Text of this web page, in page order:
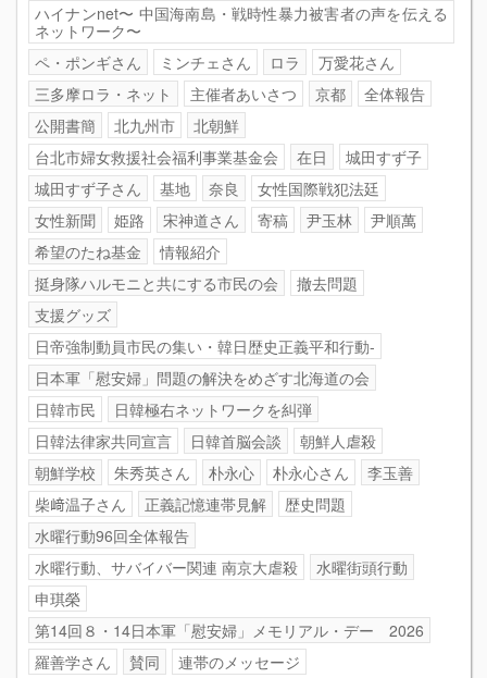
ハイナンnet〜 中国海南島・戦時性暴力被害者の声を伝える
ネットワーク〜
ペ・ポンギさん
ミンチェさん ロラ
万愛花さん
三多摩ロラ・ネット
主催者あいさつ 京都
全体報告
公開書簡
北九州市
北朝鮮
台北市婦女救援社会福利事業基金会
在日
城田すず子
城田すず子さん
基地 奈良
女性国際戦犯法廷
女性新聞
姫路 宋神道さん 寄稿 尹玉林
尹順萬
希望のたね基金
情報紹介
挺身隊ハルモニと共にする市民の会
撤去問題
支援グッズ
日帝強制動員市民の集い・韓日歴史正義平和行動-
日本軍「慰安婦」問題の解決をめざす北海道の会
日韓市民
日韓極右ネットワークを糾弾
日韓法律家共同宣言
日韓首脳会談
朝鮮人虐殺
朝鮮学校
朱秀英さん 朴永心 朴永心さん
李玉善
柴﨑温子さん
正義記憶連帯見解
歴史問題
水曜行動96回全体報告
水曜行動、サバイバー関連 南京大虐殺
水曜街頭行動
申琪榮
第14回８・14日本軍「慰安婦」メモリアル・デー 2026
羅善学さん
賛同
連帯のメッセージ